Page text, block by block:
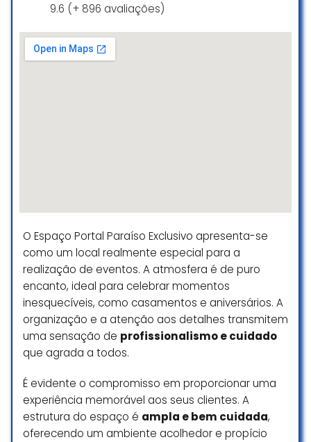
9.6 (+ 896 avaliações)
O Espaço Portal Paraíso Exclusivo apresenta-se
como um local realmente especial para a
realização de eventos. A atmosfera é de puro
encanto, ideal para celebrar momentos
inesquecíveis, como casamentos e aniversários. A
organização e a atenção aos detalhes transmitem
uma sensação de profissionalismo e cuidado
que agrada a todos.
É evidente o compromisso em proporcionar uma
experiência memorável aos seus clientes. A
estrutura do espaço é ampla e bem cuidada,
oferecendo um ambiente acolhedor e propício